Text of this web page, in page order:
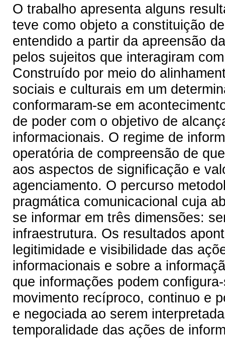
O trabalho apresenta alguns
teve como objeto a constituição
entendido a partir da apreensão
pelos sujeitos que interagiram
Construído por meio do
sociais e culturais em um
conformaram-se em
de poder com o objetivo de
informacionais. O regime de
operatória de compreensão de
aos aspectos de significação e
agenciamento. O percurso
pragmática comunicacional cuja
se informar em três dimensões:
infraestrutura. Os resultados
legitimidade e visibilidade das
informacionais e sobre a
que informações podem
movimento recíproco, continuo e
e negociada ao serem
temporalidade das ações de